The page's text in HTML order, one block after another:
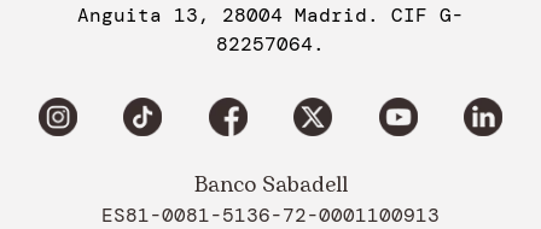
Anguita 13, 28004 Madrid. CIF G-
82257064.
Banco Sabadell
ES81-0081-5136-72-0001100913